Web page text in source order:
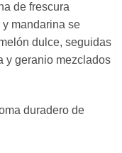
de frescura
mandarina se
dulce, seguidas
y geranio mezclados
duradero de